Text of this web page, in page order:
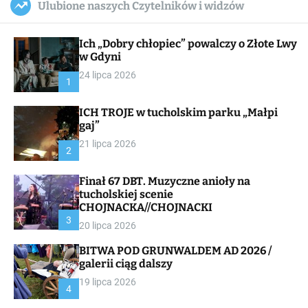
c
a
a
s
W
i
e
l
c
Ulubione naszych Czytelników i widzów
1
Ich „Dobry chłopiec” powalczy o Złote Lwy
w Gdyni
24 lipca 2026
2
ICH TROJE w tucholskim parku „Małpi
gaj”
21 lipca 2026
3
Finał 67 DBT. Muzyczne anioły na
tucholskiej scenie
CHOJNACKA//CHOJNACKI
20 lipca 2026
4
BITWA POD GRUNWALDEM AD 2026 /
galerii ciąg dalszy
19 lipca 2026